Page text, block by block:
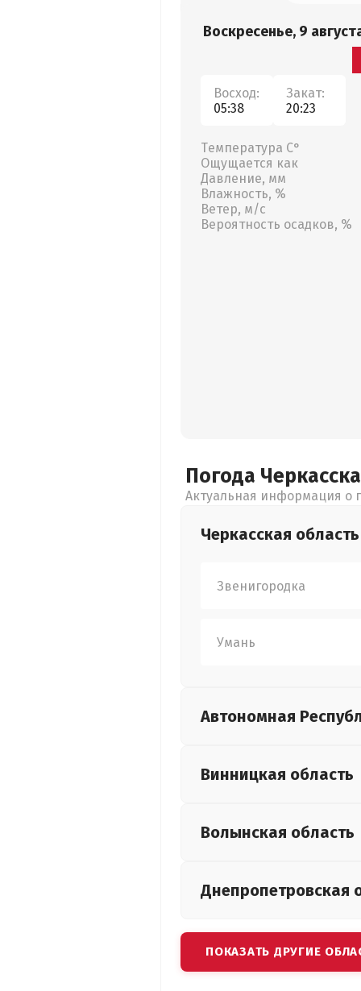
Воскресенье, 9
Восход:
05:38
Закат:
20:23
Температура С°
Ощущается как
Давление, мм
Влажность, %
Ветер, м/с
Вероятность осадков, %
Погода
Актуальная информация о
Черкасская область
Звенигородка
Умань
Автономная
Винницкая область
Волынская область
Днепропетровская
ПОКАЗАТЬ ДРУГИЕ